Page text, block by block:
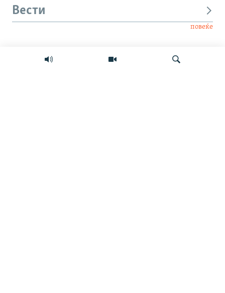
Вести
повеќе
Интервју